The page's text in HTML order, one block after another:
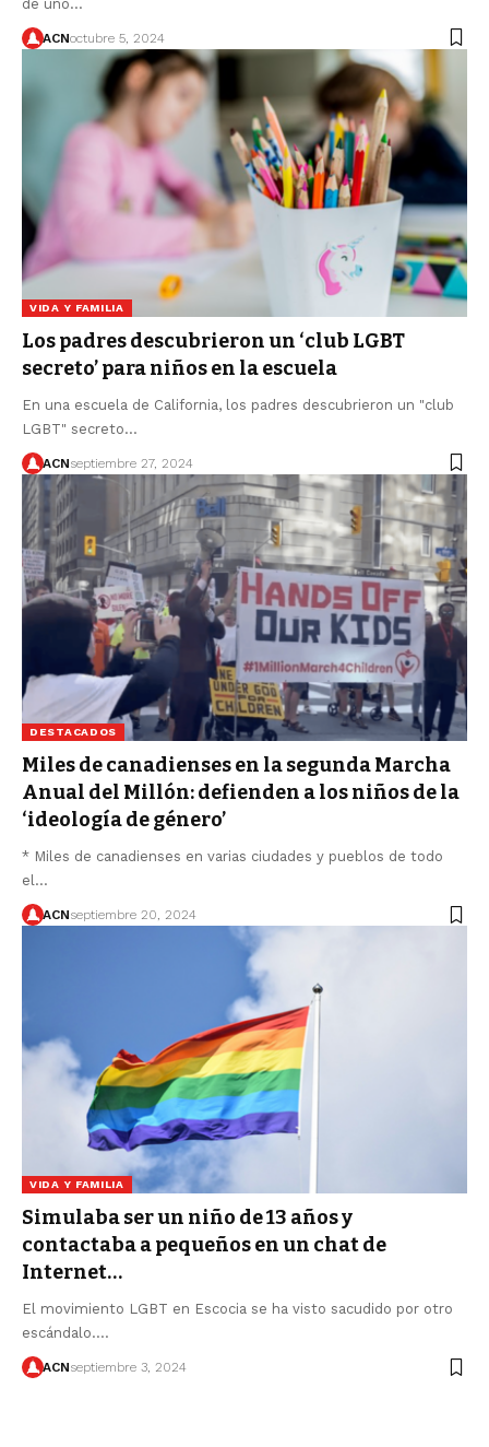
de uno…
ACNoctubre 5, 2024
VIDA Y FAMILIA
Los padres descubrieron un ‘club LGBT
secreto’ para niños en la escuela
En una escuela de California, los padres descubrieron un "club
LGBT" secreto…
ACNseptiembre 27, 2024
DESTACADOS
Miles de canadienses en la segunda Marcha
Anual del Millón: defienden a los niños de la
‘ideología de género’
* Miles de canadienses en varias ciudades y pueblos de todo
el…
ACNseptiembre 20, 2024
VIDA Y FAMILIA
Simulaba ser un niño de 13 años y
contactaba a pequeños en un chat de
Internet…
El movimiento LGBT en Escocia se ha visto sacudido por otro
escándalo.…
ACNseptiembre 3, 2024